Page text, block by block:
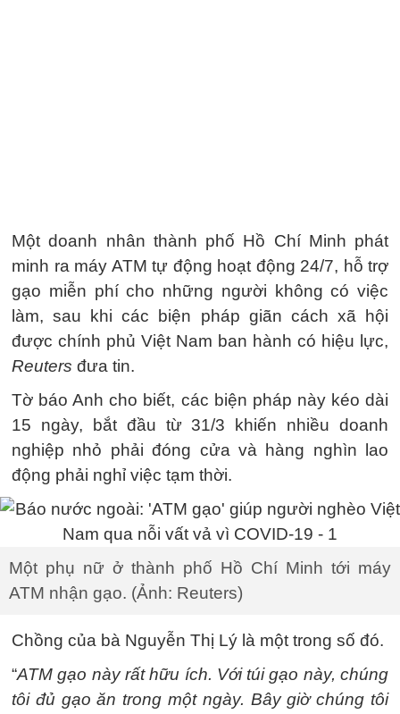
Một doanh nhân thành phố Hồ Chí Minh phát
minh ra máy ATM tự động hoạt động 24/7, hỗ trợ
gạo miễn phí cho những người không có việc
làm, sau khi các biện pháp giãn cách xã hội
được chính phủ Việt Nam ban hành có hiệu lực,
Reuters đưa tin.
Tờ báo Anh cho biết, các biện pháp này kéo dài
15 ngày, bắt đầu từ 31/3 khiến nhiều doanh
nghiệp nhỏ phải đóng cửa và hàng nghìn lao
động phải nghỉ việc tạm thời.
Một phụ nữ ở thành phố Hồ Chí Minh tới máy
ATM nhận gạo. (Ảnh: Reuters)
Chồng của bà Nguyễn Thị Lý là một trong số đó.
“ATM gạo này rất hữu ích. Với túi gạo này, chúng
tôi đủ gạo ăn trong một ngày. Bây giờ chúng tôi